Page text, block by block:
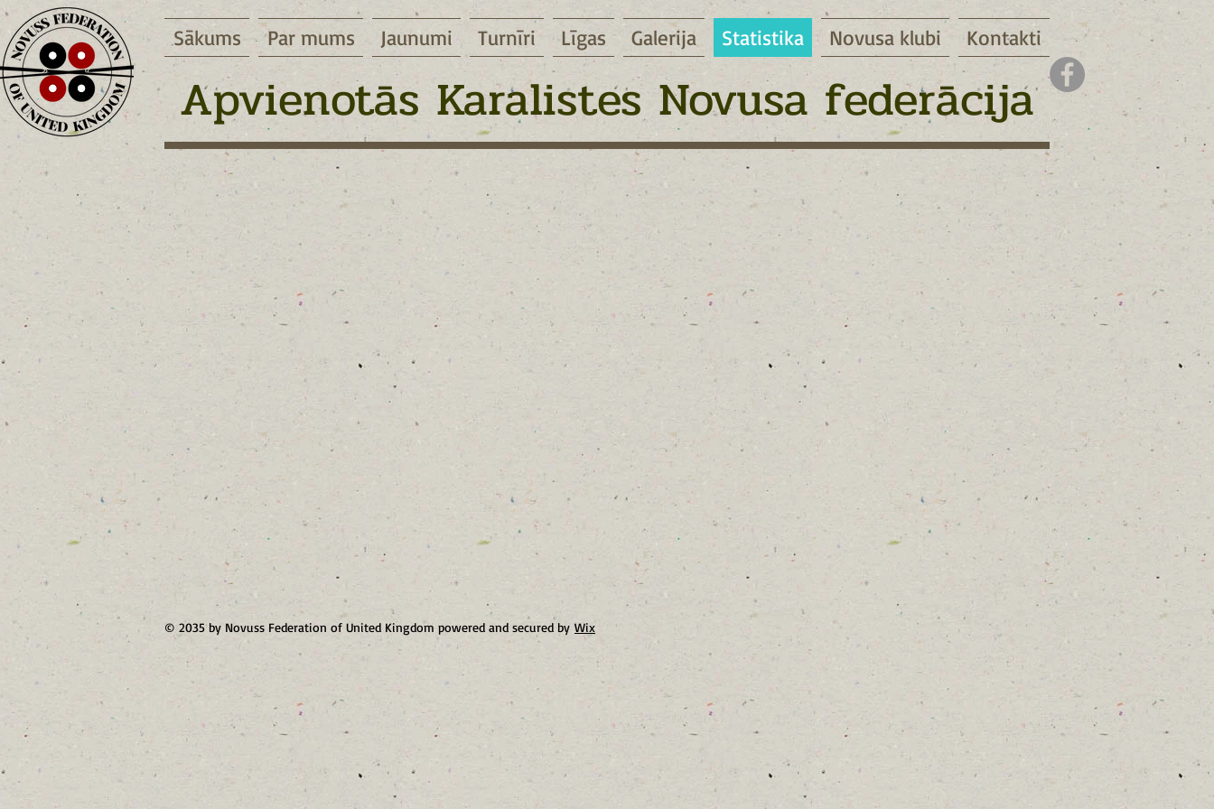
Sākums Par mums Jaunumi Turnīri Līgas Galerija Statistika Novusa klubi Kontakti
Apvienotās Karalistes Novusa federācija
© 2035 by Novuss Federation of United Kingdom powered and secured by Wix